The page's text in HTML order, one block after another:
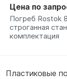
Цена по
Погреб Rostok
строганная
комплектация
Пластиковые